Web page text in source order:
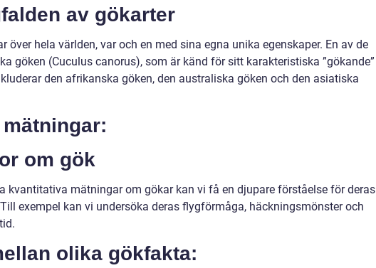
av gökarter
över hela världen, var och en med sina egna unika egenskaper. En av de
göken (Cuculus canorus), som är känd för sitt karakteristiska ”gökande”
den afrikanska göken, den australiska göken och den asiatiska
om gök
kvantitativa mätningar om gökar kan vi få en djupare förståelse för deras
exempel kan vi undersöka deras flygförmåga, häckningsmönster och
olika gökfakta: